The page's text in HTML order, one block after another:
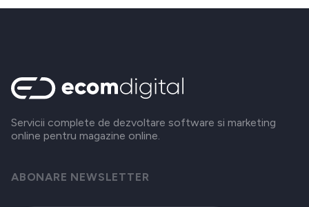
Servicii complete de dezvoltare software si marketing
online pentru magazine online.
ABONARE NEWSLETTER